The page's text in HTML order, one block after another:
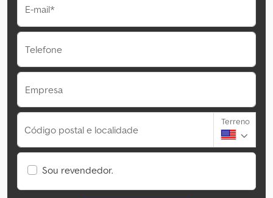
E-mail*
Telefone
Empresa
Código postal e localidade
Terreno
Sou revendedor.